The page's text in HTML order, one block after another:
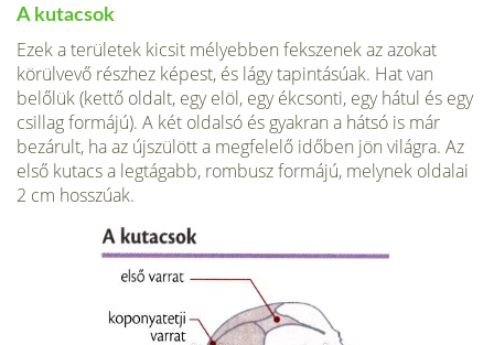
A kutacsok
Ezek a területek kicsit mélyebben fekszenek az azokat
körülvevő részhez képest, és lágy tapintásúak. Hat van
belőlük (kettő oldalt, egy elöl, egy ékcsonti, egy hátul és egy
csillag formájú). A két oldalsó és gyakran a hátsó is már
bezárult, ha az újszülött a megfelelő időben jön világra. Az
első kutacs a legtágabb, rombusz formájú, melynek oldalai
2 cm hosszúak.